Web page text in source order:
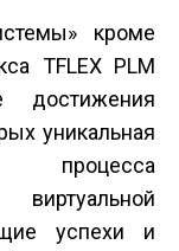
кроме
T­FLEX PLM
достижения
уникальная
процесса
успехи и